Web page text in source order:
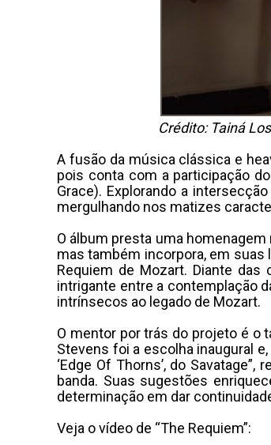
Crédito: Tainá
A fusão da música clássica e
pois conta com a participação
Grace). Explorando a
mergulhando nos matizes
O álbum presta uma
mas também incorpora, em suas
Requiem de Mozart. Diante
intrigante entre a contemplação
intrínsecos ao legado de Mozart.
O mentor por trás do projeto é o
Stevens foi a escolha inaugural
‘Edge Of Thorns’, do
banda. Suas sugestões
determinação em dar
Veja o vídeo de “The Requiem”: